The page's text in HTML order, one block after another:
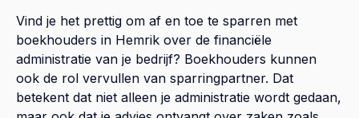
Vind je het prettig om af en toe te sparren met
boekhouders in Hemrik over de financiële
administratie van je bedrijf? Boekhouders kunnen
ook de rol vervullen van sparringpartner. Dat
betekent dat niet alleen je administratie wordt gedaan,